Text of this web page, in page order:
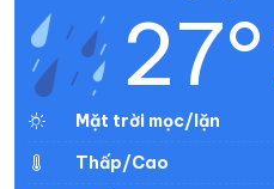
27°
Mặt trời mọc/lặn
Thấp/Cao